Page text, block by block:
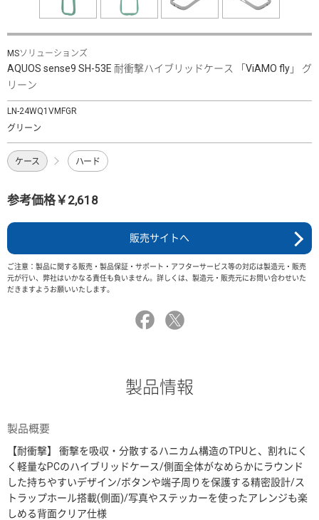
MSソリューションズ
AQUOS sense9 SH-53E 耐衝撃ハイブリッドケース 「ViAMO fly」 グ
リーン
LN-24WQ1VMFGR
グリーン
ケース ハード
参考価格￥2,618
販売サイトへ
ご注意：製品に関する販売・製品保証・サポート・アフターサービス等の対応は製造元・販売
元が行い、弊社はいかなる責任も負いません。詳しくは、製造元・販売元にお問い合わせいた
だきますようお願いいたします。
製品情報
製品概要
【耐衝撃】 衝撃を吸収・分散するハニカム構造のTPUと、割れにく
く軽量なPCのハイブリッドケース/側面全体がなめらかにラウンド
した持ちやすいデザイン/ボタンや端子周りを保護する精密設計/ス
トラップホール搭載(側面)/写真やステッカーを使ったアレンジも楽
しめる背面クリア仕様